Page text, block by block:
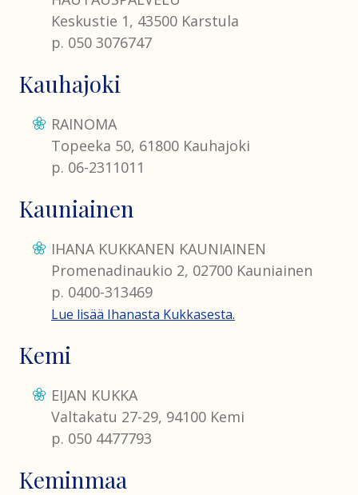
Keskustie 1, 43500 Karstula
p. 050 3076747
Kauhajoki
RAINOMA
Topeeka 50, 61800 Kauhajoki
p. 06-2311011
Kauniainen
IHANA KUKKANEN KAUNIAINEN
Promenadinaukio 2, 02700 Kauniainen
p. 0400-313469
Lue lisää Ihanasta Kukkasesta.
Kemi
EIJAN KUKKA
Valtakatu 27-29, 94100 Kemi
p. 050 4477793
Keminmaa